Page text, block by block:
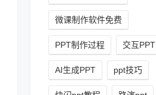
微课制作软件免费
PPT制作过程 交互PPT
AI生成PPT ppt技巧